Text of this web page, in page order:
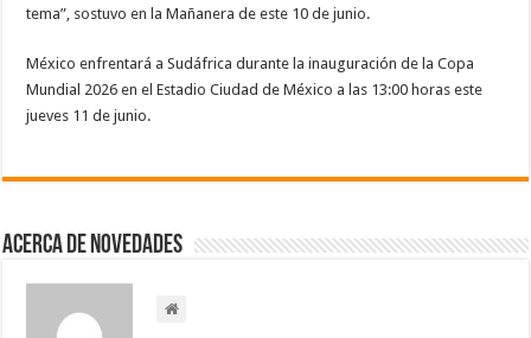
tema”, sostuvo en la Mañanera de este 10 de junio.
México enfrentará a Sudáfrica durante la inauguración de la Copa
Mundial 2026 en el Estadio Ciudad de México a las 13:00 horas este
jueves 11 de junio.
Acerca de NOVEDADES